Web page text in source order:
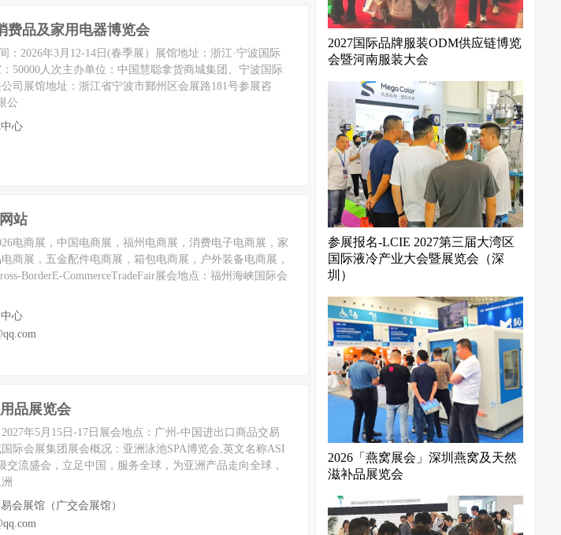
费品及家用电器博览会
2026年3月12-14日(春季展）展馆地址：浙江·宁波国际
50000人次主办单位：中国慧聪拿货商城集团、宁波国际
司展馆地址：浙江省宁波市鄞州区会展路181号参展咨
公
心
站
电商展，中国电商展，福州电商展，消费电子电商展，家
商展，五金配件电商展，箱包电商展，户外装备电商展，
BorderE-CommerceTradeFair展会地点：福州海峡国际会
心
品展览会
年5月15日-17日展会地点：广州-中国进出口商品交易
际会展集团展会概况：亚洲泳池SPA博览会,英文名称ASI
交流盛会，立足中国，服务全球，为亚洲产品走向全球，
会展馆（广交会展馆）
2027国际品牌服装ODM供应链博览
会暨河南服装大会
参展报名-LCIE 2027第三届大湾区
国际液冷产业大会暨展览会（深
圳）
2026「燕窝展会」深圳燕窝及天然
滋补品展览会